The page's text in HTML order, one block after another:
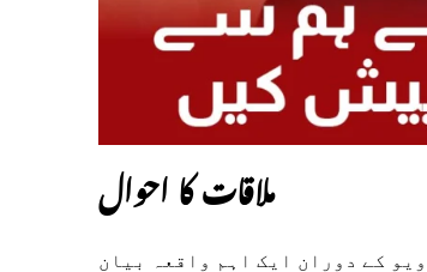
ملاقات کا احوال
کے دوران ایک اہم واقعہ بیان